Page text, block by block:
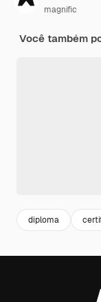
magnific
Você também
diploma